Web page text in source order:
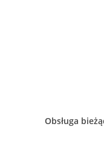
Obsługa